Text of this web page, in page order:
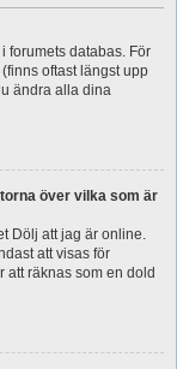
forumets databas. För
oftast längst upp
ändra alla dina
över vilka som är
Dölj att jag är online.
att visas för
att räknas som en dold